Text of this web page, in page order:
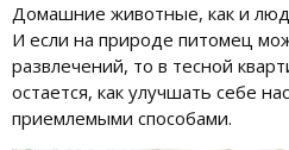
Домашние животные, как и
И если на природе питомец
развлечений, то в тесной
остается, как улучшать себе
приемлемыми способами.